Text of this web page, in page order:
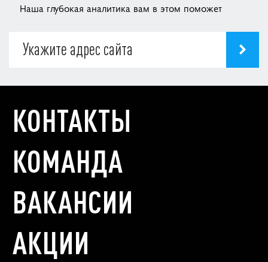
Наша глубокая аналитика вам в этом поможет
КОНТАКТЫ
КОМАНДА
ВАКАНСИИ
АКЦИИ